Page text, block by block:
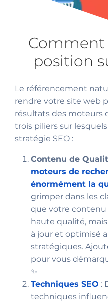
Comment
position
Le référencement
rendre votre site web
résultats des moteurs
trois piliers sur
stratégie SEO :
Contenu de
moteurs de
énormément la
grimper dans les
que votre
haute qualité,
à jour et optimisé
stratégiques.
pour vous
✨
Techniques SEO :
techniques